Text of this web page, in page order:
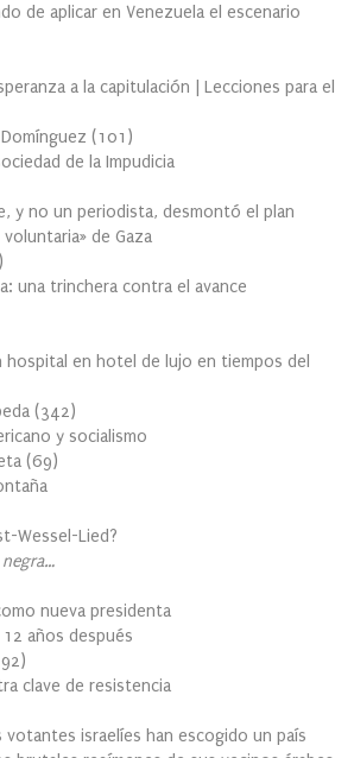
de aplicar en Venezuela el escenario
a la capitulación | Lecciones para el
(101 )
de la Impudicia
y no un periodista, desmontó el plan
de Gaza
)
una trinchera contra el avance
hospital en hotel de lujo en tiempos del
(342)
y socialismo
(69)
Wessel-Lied?
nueva presidenta
años después
)
clave de resistencia
votantes israelíes han escogido un país